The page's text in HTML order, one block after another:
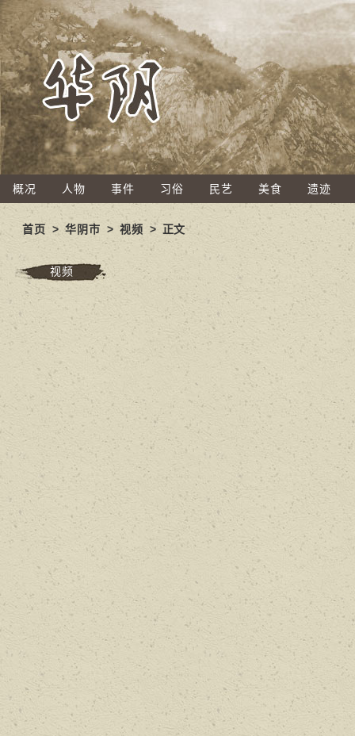
概况 人物 事件 习俗 民艺 美食 遗迹
首页 >华阴市 > 视频 > 正文
视频